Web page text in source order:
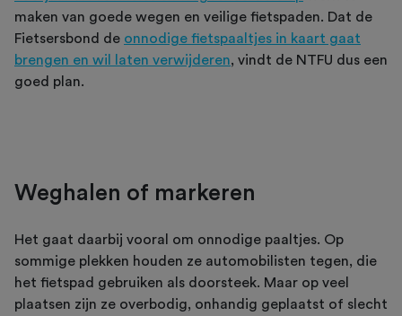
maken van goede wegen en veilige fietspaden. Dat de
Fietsersbond de onnodige fietspaaltjes in kaart gaat
brengen en wil laten verwijderen, vindt de NTFU dus een
goed plan.
Weghalen of markeren
Het gaat daarbij vooral om onnodige paaltjes. Op
sommige plekken houden ze automobilisten tegen, die
het fietspad gebruiken als doorsteek. Maar op veel
plaatsen zijn ze overbodig, onhandig geplaatst of slecht